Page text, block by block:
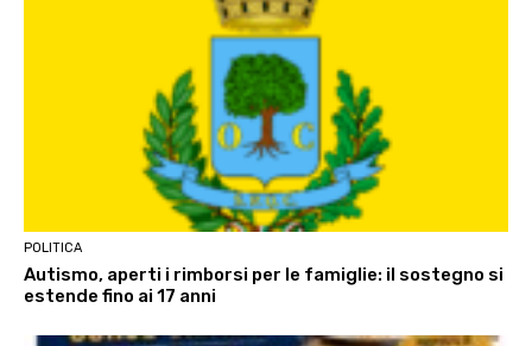
POLITICA
Autismo, aperti i rimborsi per le famiglie: il sostegno si
estende fino ai 17 anni